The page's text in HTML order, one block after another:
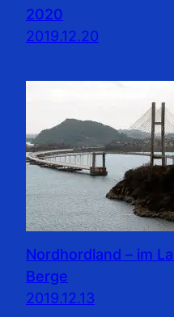
2020
2019.12.20
Nordhordland – im
Berge
2019.12.13